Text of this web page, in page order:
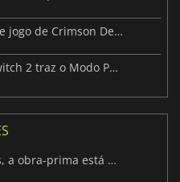
Pearl Abyss revela imagens de jogo de Crimson Desert para a PS5
A atualização da Nintendo Switch 2 traz o Modo Portátil aos jogos mais antigos da Switch
GTA VI: Para além dos atrasos, a obra-prima está quase a chegar